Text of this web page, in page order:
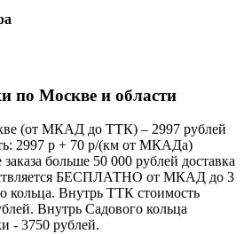
по Москве и области
(от МКАД до ТТК) – 2997 рублей
2997 р + 70 р/(км от МКАДа)
больше 50 000 рублей доставка
БЕСПЛАТНО от МКАД до 3
кольца. Внутрь ТТК стоимость
Внутрь Садового кольца
- 3750 рублей.